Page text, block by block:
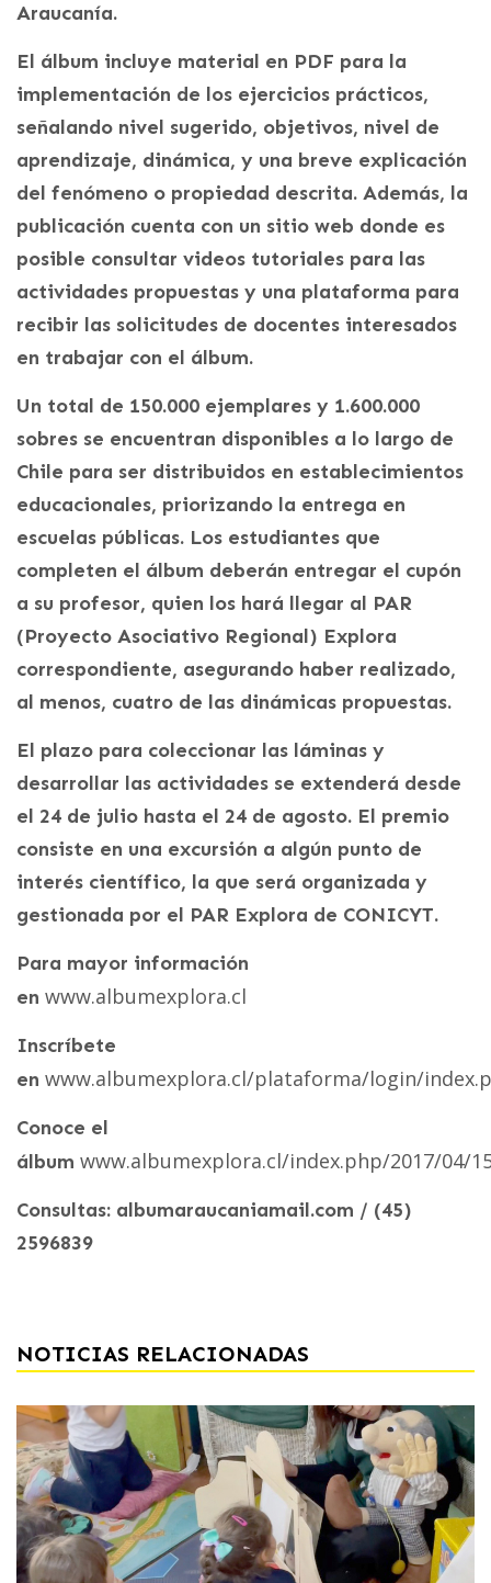
Araucanía.
El álbum incluye material en PDF para la
implementación de los ejercicios prácticos,
señalando nivel sugerido, objetivos, nivel de
aprendizaje, dinámica, y una breve explicación
del fenómeno o propiedad descrita. Además, la
publicación cuenta con un sitio web donde es
posible consultar videos tutoriales para las
actividades propuestas y una plataforma para
recibir las solicitudes de docentes interesados
en trabajar con el álbum.
Un total de 150.000 ejemplares y 1.600.000
sobres se encuentran disponibles a lo largo de
Chile para ser distribuidos en establecimientos
educacionales, priorizando la entrega en
escuelas públicas. Los estudiantes que
completen el álbum deberán entregar el cupón
a su profesor, quien los hará llegar al PAR
(Proyecto Asociativo Regional) Explora
correspondiente, asegurando haber realizado,
al menos, cuatro de las dinámicas propuestas.
El plazo para coleccionar las láminas y
desarrollar las actividades se extenderá desde
el 24 de julio hasta el 24 de agosto. El premio
consiste en una excursión a algún punto de
interés científico, la que será organizada y
gestionada por el PAR Explora de CONICYT.
Para mayor información
en www.albumexplora.cl
Inscríbete
en www.albumexplora.cl/plataforma/login/
Conoce el
álbum www.albumexplora.cl/index.php/2017/04/
Consultas: albumaraucaniamail.com / (45)
2596839
NOTICIAS RELACIONADAS